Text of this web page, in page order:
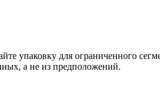
упаковку для ограниченного
а не из предположений.